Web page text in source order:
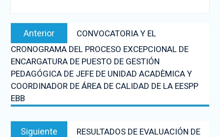
Anterior
CONVOCATORIA Y EL
CRONOGRAMA DEL PROCESO EXCEPCIONAL DE
ENCARGATURA DE PUESTO DE GESTIÓN
PEDAGÓGICA DE JEFE DE UNIDAD ACADÈMICA Y
COORDINADOR DE ÁREA DE CALIDAD DE LA EESPP
EBB
Siguiente
RESULTADOS DE EVALUACIÓN DE